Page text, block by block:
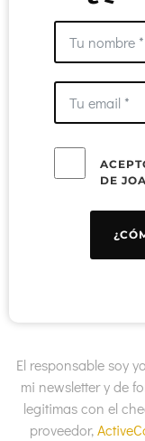
DE
El responsable soy
mi newsletter y de
legitimas con el
proveedor,